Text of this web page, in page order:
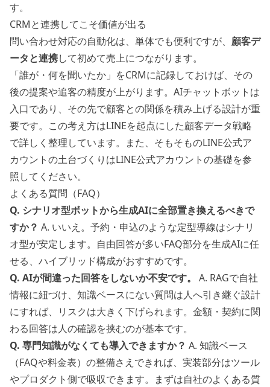
す。
CRMと連携してこそ価値が出る
問い合わせ対応の自動化は、単体でも便利ですが、 顧客デ
ータと連携して初めて売上につながります。
「誰が・何を聞いたか」をCRMに記録しておけば、その
後の提案や追客の精度が上がります。AIチャットボットは
入口であり、その先で顧客との関係を積み上げる設計が重
要です。この考え方はLINEを起点にした顧客データ戦略
で詳しく整理しています。また、そもそものLINE公式ア
カウントの土台づくりはLINE公式アカウントの基礎を参
照してください。
よくある質問（FAQ）
Q. シナリオ型ボットから生成AIに全部置き換えるべきで
すか？ A. いいえ。予約・申込のような定型導線はシナリ
オ型が安定します。自由回答が多いFAQ部分を生成AIに任
せる、ハイブリッド構成がおすすめです。
Q. AIが間違った回答をしないか不安です。
A. RAGで自社
情報に紐づけ、知識ベースにない質問は人へ引き継ぐ設計
にすれば、リスクは大きく下げられます。金額・契約に関
わる回答は人の確認を挟むのが基本です。
Q. 専門知識がなくても導入できますか？ A. 知識ベース
（FAQや料金表）の整備さえできれば、実装部分はツール
やプロダクト側で吸収できます。まずは自社のよくある質